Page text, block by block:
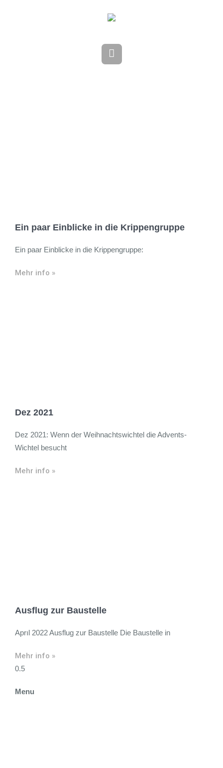
Ein paar Einblicke in die Krippengruppe
Ein paar Einblicke in die Krippengruppe:
Mehr info »
Dez 2021
Dez 2021: Wenn der Weihnachtswichtel die Advents-
Wichtel besucht
Mehr info »
Ausflug zur Baustelle
Aprıl 2022 Ausflug zur Baustelle Die Baustelle in
Mehr info »
Menu